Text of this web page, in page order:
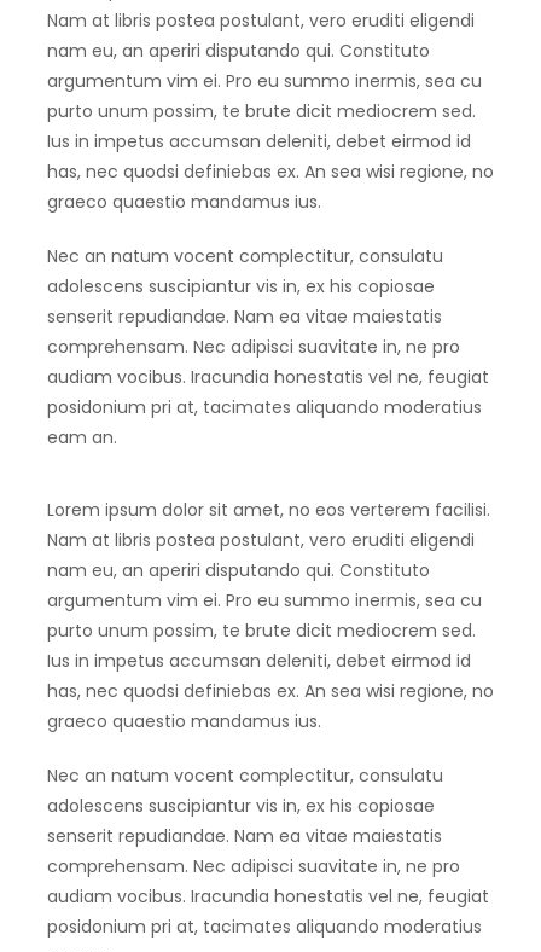
Nam at libris postea postulant, vero eruditi eligendi
nam eu, an aperiri disputando qui. Constituto
argumentum vim ei. Pro eu summo inermis, sea cu
purto unum possim, te brute dicit mediocrem sed.
Ius in impetus accumsan deleniti, debet eirmod id
has, nec quodsi definiebas ex. An sea wisi regione, no
graeco quaestio mandamus ius.
Nec an natum vocent complectitur, consulatu
adolescens suscipiantur vis in, ex his copiosae
senserit repudiandae. Nam ea vitae maiestatis
comprehensam. Nec adipisci suavitate in, ne pro
audiam vocibus. Iracundia honestatis vel ne, feugiat
posidonium pri at, tacimates aliquando moderatius
eam an.
Lorem ipsum dolor sit amet, no eos verterem facilisi.
Nam at libris postea postulant, vero eruditi eligendi
nam eu, an aperiri disputando qui. Constituto
argumentum vim ei. Pro eu summo inermis, sea cu
purto unum possim, te brute dicit mediocrem sed.
Ius in impetus accumsan deleniti, debet eirmod id
has, nec quodsi definiebas ex. An sea wisi regione, no
graeco quaestio mandamus ius.
Nec an natum vocent complectitur, consulatu
adolescens suscipiantur vis in, ex his copiosae
senserit repudiandae. Nam ea vitae maiestatis
comprehensam. Nec adipisci suavitate in, ne pro
audiam vocibus. Iracundia honestatis vel ne, feugiat
posidonium pri at, tacimates aliquando moderatius